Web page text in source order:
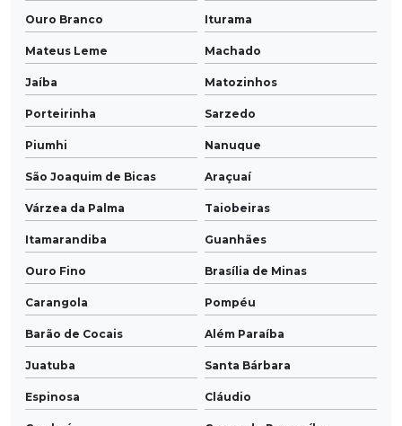
Ouro Branco Iturama
Mateus Leme Machado
Jaíba Matozinhos
Porteirinha Sarzedo
Piumhi Nanuque
São Joaquim de Bicas Araçuaí
Várzea da Palma Taiobeiras
Itamarandiba Guanhães
Ouro Fino Brasília de Minas
Carangola Pompéu
Barão de Cocais Além Paraíba
Juatuba Santa Bárbara
Espinosa Cláudio